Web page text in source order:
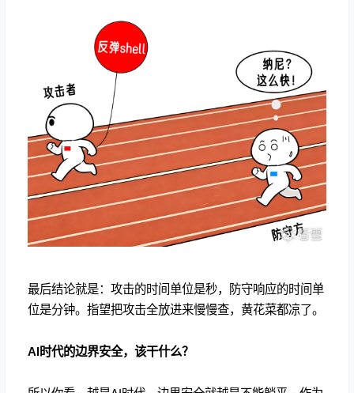
最后结论就是：攻击的时间单位是秒，防守响应的时间单
位是分钟。指望把攻击全放进来慢慢查，黄花菜都凉了。
AI时代的边界安全，该干什么？